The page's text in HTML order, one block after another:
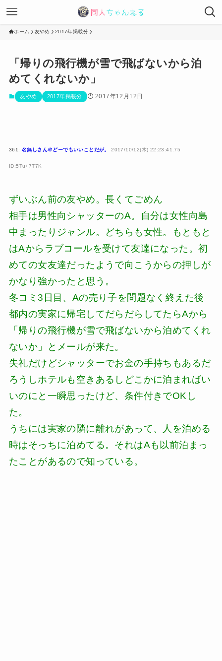
ホーム 友やめ 2017年掲載分
「帰りの飛行機が雪で飛ばないから泊
めてくれないか」
友やめ 2017年掲載分 2017年12月12日
361: 名無しさん＠どーでもいいことだが。 2017/10/12(木) 22:23:41.75
ID:5Tu+7T7K
ずいぶん前の友やめ。長くてごめん
相手は男性向シャッターのA。自分は女性向島
中まったりジャンル。どちらも女性。もともと
はAからラブコールを受けて友達になった。初
めての女友達だったようで向こうからの押しが
かなり強かったと思う。
冬コミ3日目、Aの売り子を問題なく終えた後
都内の実家に帰宅してだらだらしてたらAから
「帰りの飛行機が雪で飛ばないから泊めてくれ
ないか」とメールが来た。
失礼だけどシャッターでお金の手持ちもあるだ
ろうしホテルも空きあるしどこかに泊まればい
いのにと一瞬思ったけど、条件付きでOKし
た。
うちには実家の隣に離れがあって、人を泊める
時はそっちに泊めてる。それはAも以前泊まっ
たことがあるので知っている。